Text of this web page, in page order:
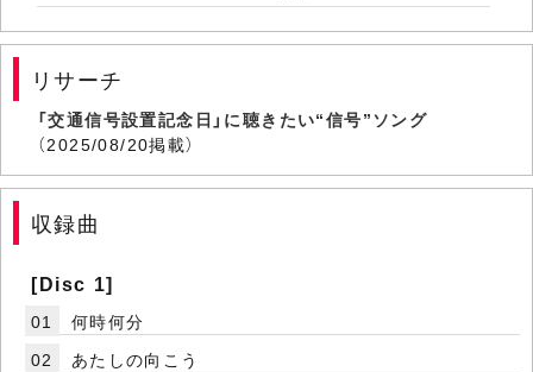
リサーチ
「交通信号設置記念日」に聴きたい“信号”ソング
（2025/08/20掲載）
収録曲
[Disc 1]
01
何時何分
02
あたしの向こう